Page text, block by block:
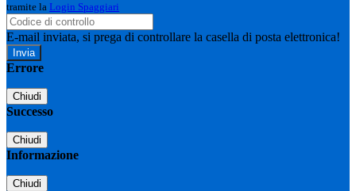
tramite la Login Spaggiari
E-mail inviata, si prega di controllare la casella di posta elettronica!
Errore
Chiudi
Successo
Chiudi
Informazione
Chiudi